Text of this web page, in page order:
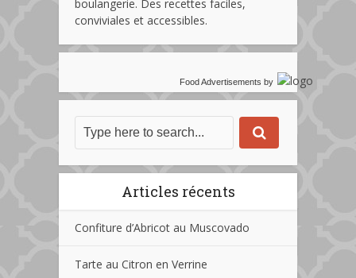
boulangerie. Des recettes faciles,
conviviales et accessibles.
Food Advertisements by
Articles récents
Confiture d’Abricot au Muscovado
Tarte au Citron en Verrine